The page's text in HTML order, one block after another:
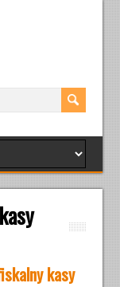
kasy